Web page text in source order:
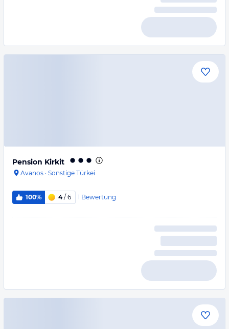
Pension Kirkit
Avanos · Sonstige Türkei
100% 4/ 6 1 Bewertung